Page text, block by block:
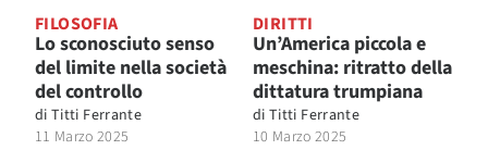
FILOSOFIA
Lo sconosciuto senso
del limite nella società
del controllo
di Titti Ferrante
11 Marzo 2025
DIRITTI
Un’America piccola e
meschina: ritratto della
dittatura trumpiana
di Titti Ferrante
10 Marzo 2025